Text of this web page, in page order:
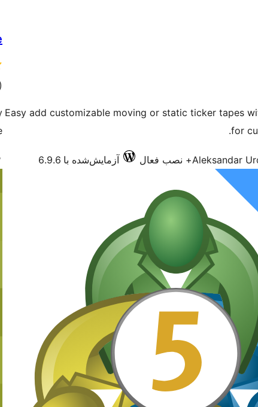
Easy add customizable moving or static ticker tapes
for
Aleksandar آزمایش‌شده با 6.9.6
(3